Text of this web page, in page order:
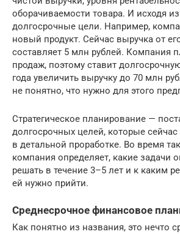
оборачиваемости товара. И исходя
долгосрочные цели. Например,
новый продукт. Сейчас выручка от
составляет 5 млн рублей. Компания
продаж, поэтому ставит
года увеличить выручку до 70 млн
не понятно, что нужно для этого
Стратегическое планирование —
долгосрочных целей, которые
в детальной проработке. Во время
компания определяет, какие задачи
решать в течение 3–5 лет и к каким
ей нужно прийти.
Среднесрочное финансовое
Как понятно из названия, это нечто